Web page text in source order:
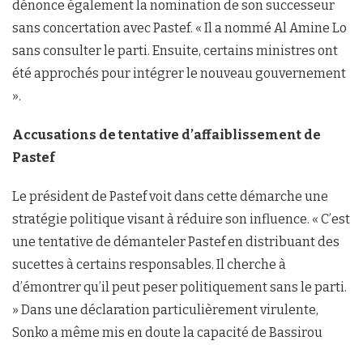
dénonce également la nomination de son successeur
sans concertation avec Pastef. « Il a nommé Al Amine Lo
sans consulter le parti. Ensuite, certains ministres ont
été approchés pour intégrer le nouveau gouvernement
».
Accusations de tentative d’affaiblissement de
Pastef
Le président de Pastef voit dans cette démarche une
stratégie politique visant à réduire son influence. « C’est
une tentative de démanteler Pastef en distribuant des
sucettes à certains responsables. Il cherche à
d’émontrer qu’il peut peser politiquement sans le parti.
» Dans une déclaration particulièrement virulente,
Sonko a même mis en doute la capacité de Bassirou